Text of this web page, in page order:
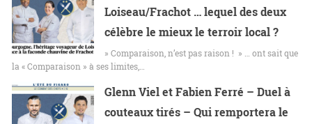
Loiseau/Frachot … lequel des deux
célèbre le mieux le terroir local ?
» Comparaison, n’est pas raison ! » … ont sait que
la « Comparaison » à ses limites,…
Glenn Viel et Fabien Ferré – Duel à
couteaux tirés – Qui remportera le